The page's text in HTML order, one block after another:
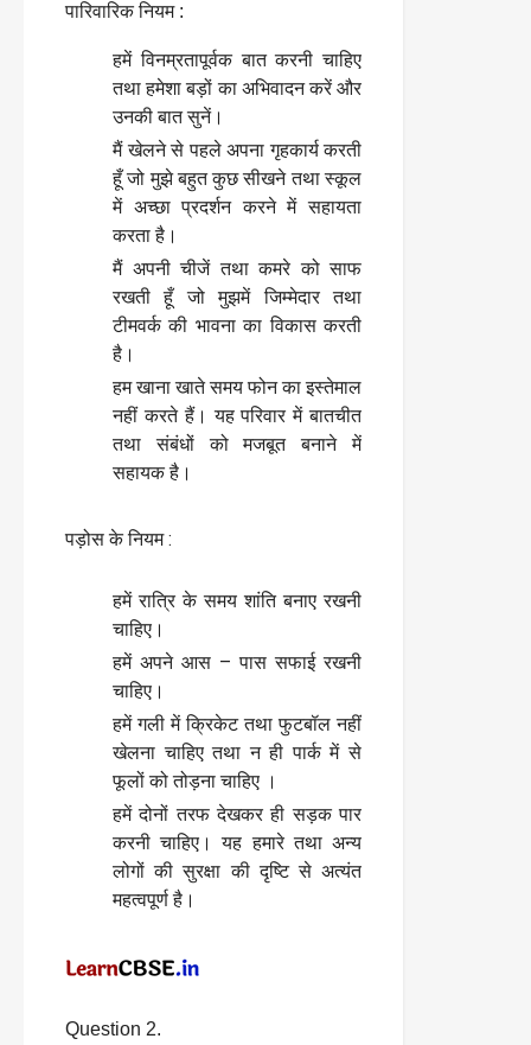
पारिवारिक नियम :
हमें विनम्रतापूर्वक बात करनी चाहिए
तथा हमेशा बड़ों का अभिवादन करें और
उनकी बात सुनें।
मैं खेलने से पहले अपना गृहकार्य करती
हूँ जो मुझे बहुत कुछ सीखने तथा स्कूल
में अच्छा प्रदर्शन करने में सहायता
करता है।
मैं अपनी चीजें तथा कमरे को साफ
रखती हूँ जो मुझमें जिम्मेदार तथा
टीमवर्क की भावना का विकास करती
है।
हम खाना खाते समय फोन का इस्तेमाल
नहीं करते हैं। यह परिवार में बातचीत
तथा संबंधों को मजबूत बनाने में
सहायक है।
पड़ोस के नियम :
हमें रात्रि के समय शांति बनाए रखनी
चाहिए।
हमें अपने आस – पास सफाई रखनी
चाहिए।
हमें गली में क्रिकेट तथा फुटबॉल नहीं
खेलना चाहिए तथा न ही पार्क में से
फूलों को तोड़ना चाहिए ।
हमें दोनों तरफ देखकर ही सड़क पार
करनी चाहिए। यह हमारे तथा अन्य
लोगों की सुरक्षा की दृष्टि से अत्यंत
महत्वपूर्ण है।
Question 2.